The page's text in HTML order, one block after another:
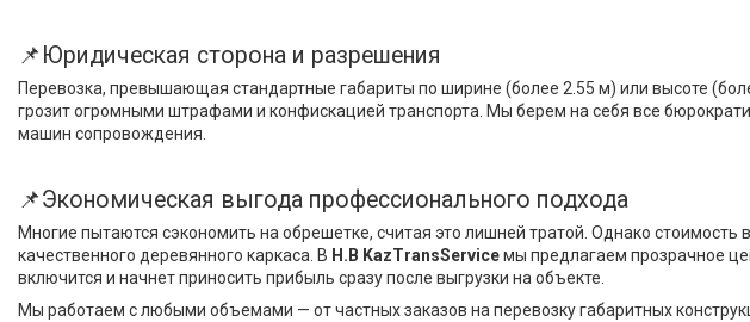
📌Юридическая сторона и разрешения
Перевозка, превышающая стандартные габариты по ширине (более 2.55 м) или высоте
грозит огромными штрафами и конфискацией транспорта. Мы берем на себя все
машин сопровождения.
📌Экономическая выгода профессионального подхода
Многие пытаются сэкономить на обрешетке, считая это лишней тратой. Однако
качественного деревянного каркаса. В H.B KazTransServiceмы предлагаем прозрачное
включится и начнет приносить прибыль сразу после выгрузки на объекте.
Мы работаем с любыми объемами — от частных заказов на перевозку габаритных